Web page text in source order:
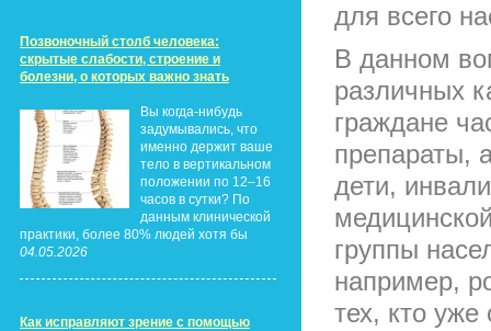
Позвоночный столб человека:
скрытые слабости, строение и
болезни, о которых важно знать
Вы когда-нибудь
задумывались, что
именно держит ваше
тело в вертикальном
положении по 12–16
часов в сутки? По
данным клинической
практики, более 80% людей хотя бы
04.05.2026
Как исправляют зрение с помощью
для всего
В данном
различных
граждане
препараты,
дети,
группы
например,
тех, кто уже